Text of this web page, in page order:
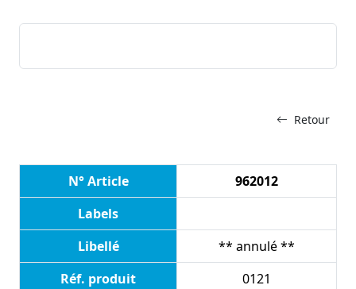
Retour
N° Article
962012
Labels
Libellé
** annulé **
Réf. produit
0121